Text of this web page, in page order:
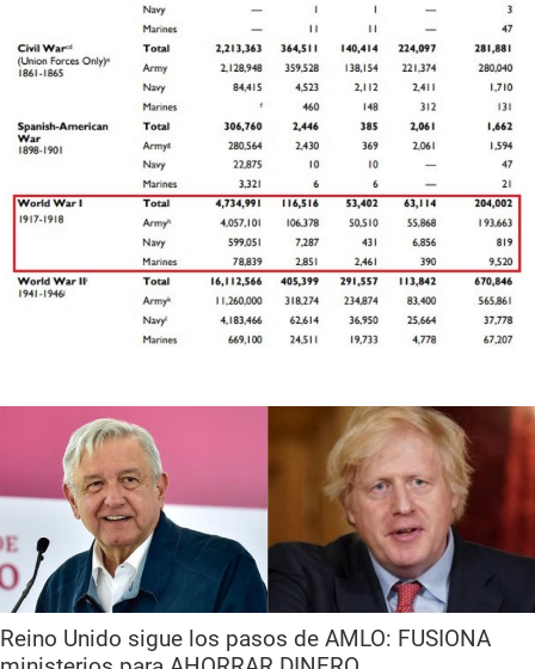
Reino Unido sigue los pasos de AMLO: FUSIONA